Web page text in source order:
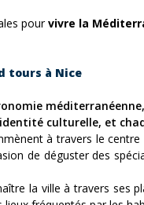
pourvivre la
tours à Nice
culturelle, et
à travers le centre
de déguster des
la ville à travers ses